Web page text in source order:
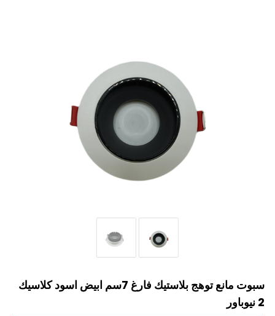
سبوت مانع توهج بلاستيك فارغ 7سم ابيض اسود كلاسيك
2 نيوباور